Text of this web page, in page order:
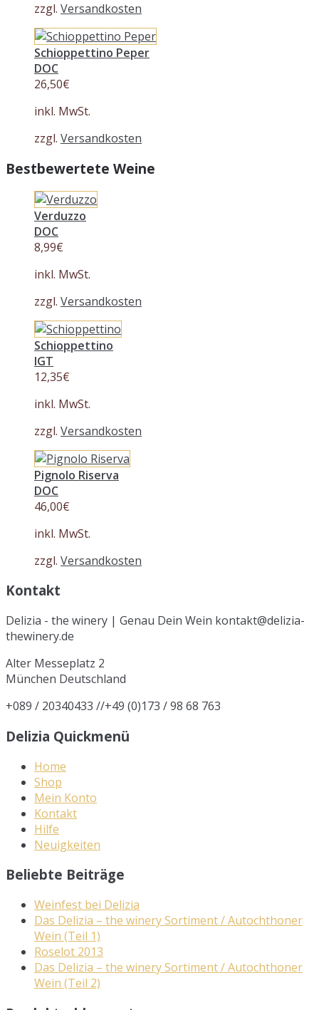
zzgl. Versandkosten
Schioppettino Peper
DOC
26,50€
inkl. MwSt.
zzgl. Versandkosten
Bestbewertete Weine
Verduzzo
DOC
8,99€
inkl. MwSt.
zzgl. Versandkosten
Schioppettino
IGT
12,35€
inkl. MwSt.
zzgl. Versandkosten
Pignolo Riserva
DOC
46,00€
inkl. MwSt.
zzgl. Versandkosten
Kontakt
Delizia - the winery | Genau Dein Wein kontakt@delizia-
thewinery.de
Alter Messeplatz 2
München Deutschland
+089 / 20340433 //+49 (0)173 / 98 68 763
Delizia Quickmenü
Home
Shop
Mein Konto
Kontakt
Hilfe
Neuigkeiten
Beliebte Beiträge
Weinfest bei Delizia
Das Delizia – the winery Sortiment / Autochthoner
Wein (Teil 1)
Roselot 2013
Das Delizia – the winery Sortiment / Autochthoner
Wein (Teil 2)